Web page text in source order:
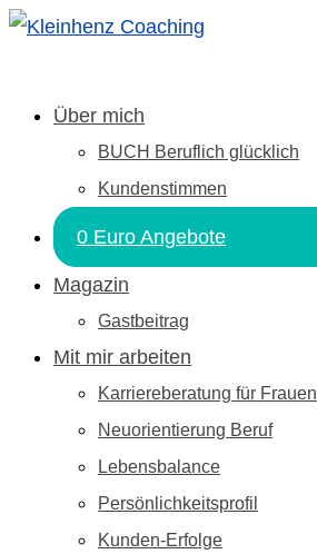
Über mich
BUCH Beruflich glücklich
Kundenstimmen
0 Euro Angebote
Magazin
Gastbeitrag
Mit mir arbeiten
Karriereberatung für Frauen
Neuorientierung Beruf
Lebensbalance
Persönlichkeitsprofil
Kunden-Erfolge